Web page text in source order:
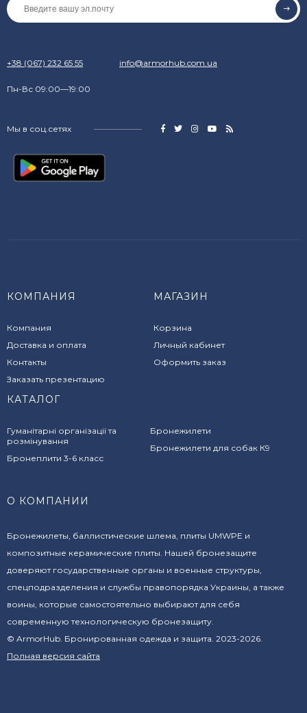
+38 (067) 232 65 55 info@armorhub.com.ua
Пн-Вс 09:00—19:00
Мы в соц.сетях
КОМПАНИЯ
Компания
Доставка и оплата
Контакты
Заказать презентацию
МАГАЗИН
Корзина
Личный кабинет
Оформить заказ
КАТАЛОГ
Гуманітарні організації та
розмінування
Бронеплити 3-6 класс
Бронежилети
Бронежилети для собак К9
О КОМПАНИИ
Бронежилеты, баллистические шлема, плиты UMWPE и
композитные керамические плиты. Нашей бронезащите
доверяют государственные органы и военные структуры,
спецподразделения и службы правопорядка Украины, а также
воины, которые самостоятельно выбирают для себя
современную технологическую бронезащиту.
© ArmorHub. Бронированная одежда и защита. 2023-2026.
Полная версия сайта